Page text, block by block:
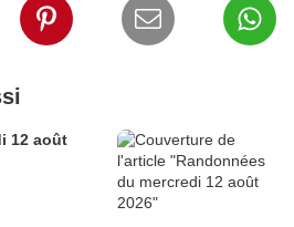
12 août